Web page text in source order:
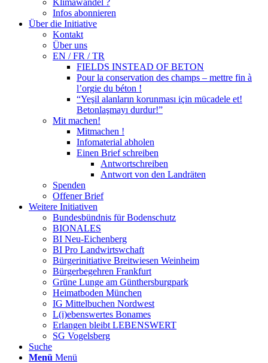
Klimawandel ?
Infos abonnieren
Über die Initiative
Kontakt
Über uns
EN / FR / TR
FIELDS INSTEAD OF BETON
Pour la conservation des champs – mettre fin à
l’orgie du béton !
“Yeşil alanların korunması için mücadele et!
Betonlaşmayı durdur!”
Mit machen!
Mitmachen !
Infomaterial abholen
Einen Brief schreiben
Antwortschreiben
Antwort von den Landräten
Spenden
Offener Brief
Weitere Initiativen
Bundesbündnis für Bodenschutz
BIONALES
BI Neu-Eichenberg
BI Pro Landwirtswchaft
Bürgerinitiative Breitwiesen Weinheim
Bürgerbegehren Frankfurt
Grüne Lunge am Günthersburgpark
Heimatboden München
IG Mittelbuchen Nordwest
L(i)ebenswertes Bonames
Erlangen bleibt LEBENSWERT
SG Vogelsberg
Suche
Menü Menü